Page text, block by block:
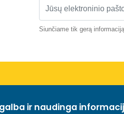
Siunčiame tik gerą
ir naudinga